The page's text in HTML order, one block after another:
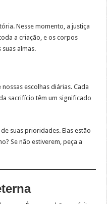
Nesse momento, a justiça
a criação, e os corpos
almas.
escolhas diárias. Cada
sacrifício têm um significado
suas prioridades. Elas estão
Se não estiverem, peça a